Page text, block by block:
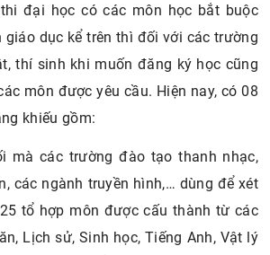
đại học có các môn học bắt buộc
dục kể trên thì đối với các trường
thí sinh khi muốn đăng ký học cũng
môn được yêu cầu. Hiện nay, có 08
khiếu gồm:
mà các trường đào tạo thanh nhạc,
các ngành truyền hình,… dùng để xét
tổ hợp môn được cấu thành từ các
Lịch sử, Sinh học, Tiếng Anh, Vật lý